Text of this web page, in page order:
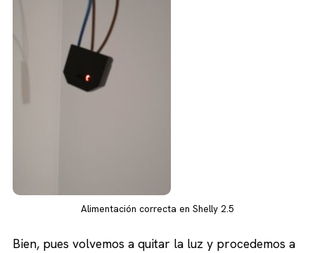
Alimentación correcta en Shelly 2.5
Bien, pues volvemos a quitar la luz y procedemos a